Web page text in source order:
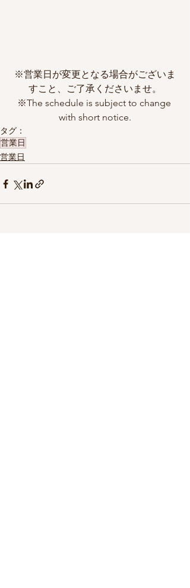
※営業日が変更となる場合がございま
すこと、ご了承くださいませ。
※The schedule is subject to change
with short notice.
タグ：
営業日
営業日